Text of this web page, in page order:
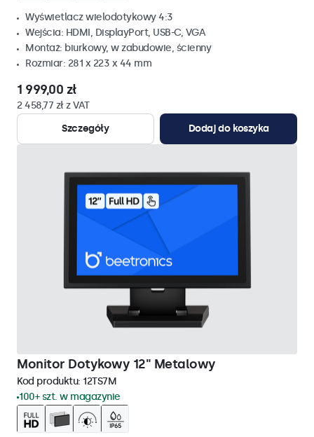
Wyświetlacz wielodotykowy 4:3
Wejścia: HDMI, DisplayPort, USB-C, VGA
Montaż: biurkowy, w zabudowie, ścienny
Rozmiar: 281 x 223 x 44 mm
1 999,00 zł
2 458,77 zł z VAT
Szczegóły
Dodaj do koszyka
Monitor Dotykowy 12" Metalowy
Kod produktu: 12TS7M
100+ szt. w magazynie